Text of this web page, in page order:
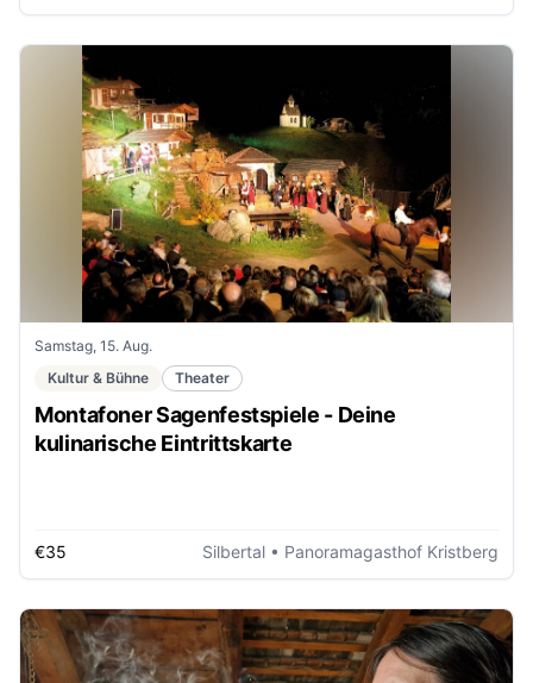
Samstag, 15. Aug.
Kultur & Bühne
Theater
Montafoner Sagenfestspiele - Deine
kulinarische Eintrittskarte
€35 Silbertal • Panoramagasthof Kristberg